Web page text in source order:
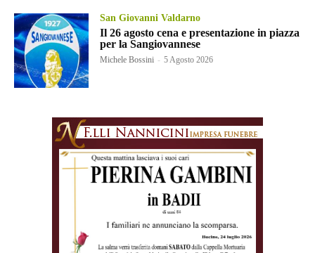
San Giovanni Valdarno
Il 26 agosto cena e presentazione in piazza
per la Sangiovannese
Michele Bossini - 5 Agosto 2026